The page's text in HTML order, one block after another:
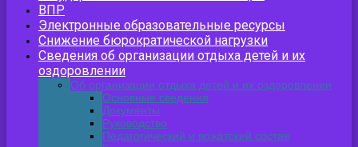
ВПР
Электронные образовательные ресурсы
Снижение бюрократической нагрузки
Сведения об организации отдыха детей и их
оздоровлении
Об организации отдыха детей и их оздоровлении
Основные сведения
Документы
Руководство
Педагогический и вожатский состав